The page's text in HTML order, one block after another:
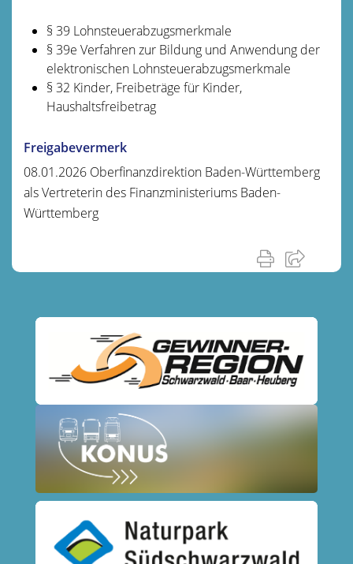
§ 39 Lohnsteuerabzugsmerkmale
§ 39e Verfahren zur Bildung und Anwendung der
elektronischen Lohnsteuerabzugsmerkmale
§ 32 Kinder, Freibeträge für Kinder,
Haushaltsfreibetrag
Freigabevermerk
08.01.2026 Oberfinanzdirektion Baden-Württemberg
als Vertreterin des Finanzministeriums Baden-
Württemberg